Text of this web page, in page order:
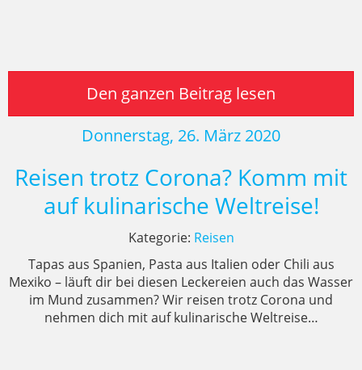
Den ganzen Beitrag lesen
Donnerstag, 26. März 2020
Reisen trotz Corona? Komm mit
auf kulinarische Weltreise!
Kategorie: Reisen
Tapas aus Spanien, Pasta aus Italien oder Chili aus
Mexiko – läuft dir bei diesen Leckereien auch das Wasser
im Mund zusammen? Wir reisen trotz Corona und
nehmen dich mit auf kulinarische Weltreise…